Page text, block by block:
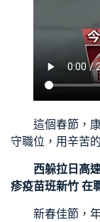
這個春節，
守職位，用辛苦
西躲拉日高
疹疫苗班新竹 在
新春佳節，